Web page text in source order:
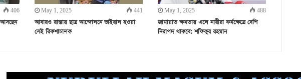
406
আসছেন
May 1, 2025 441
আবারও রাস্তায় ছাত্র আন্দোলনে ভাইরাল হওয়া
সেই রিকশাচালক
May 1, 2025 488
জামায়াত ক্ষমতায় এলে নারীরা কর্মক্ষেত্রে বেশি
নিরাপদ থাকবে: শফিকুর রহমান